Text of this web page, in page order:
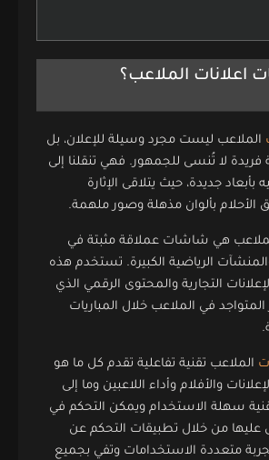
الملاعب؟
الملاعب ليست مجرد وسيلة للإعلان، بل
فريدة لا تُنسى للجمهور. فهي تنقلنا إلى
بأبعاد جديدة، حيث يتلاقى الإثارة
الأحلام بألوان مذهلة وصور ملهمة.
هي شاشات عملاقة مثبتة في
الرياضية الكبيرة. تستخدم هذه
التجارية والمحتوى الرقمي الذي
في الملاعب خلال المباريات
الملاعب تقنية تفاعلية تقدم كل ما هو
والأفلام وأداء اللاعبين وما إلى
سهلة الاستخدام ويمكن التحكم في
من خلال تطبيقات التحكم عن
متعددة الاستخدامات وتفي بجميع